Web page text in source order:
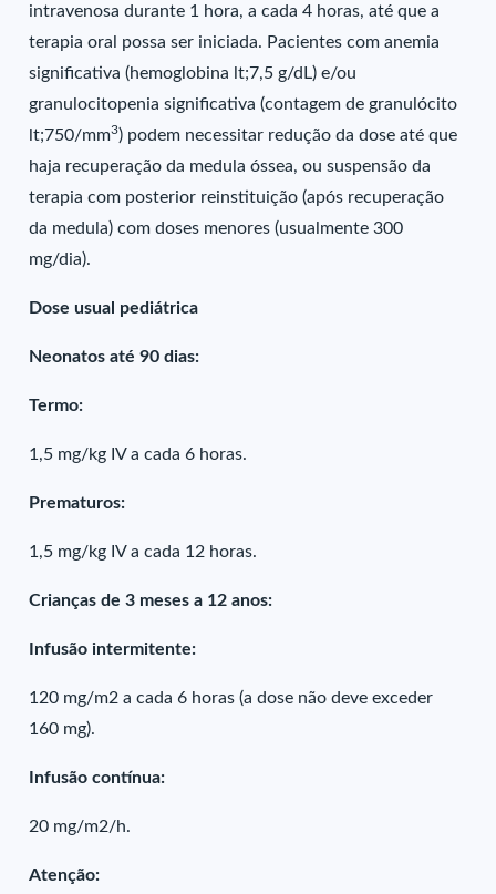
intravenosa durante 1 hora, a cada 4 horas, até que a
terapia oral possa ser iniciada. Pacientes com anemia
significativa (hemoglobina lt;7,5 g/dL) e/ou
granulocitopenia significativa (contagem de granulócito
lt;750/mm3) podem necessitar redução da dose até que
haja recuperação da medula óssea, ou suspensão da
terapia com posterior reinstituição (após recuperação
da medula) com doses menores (usualmente 300
mg/dia).
Dose usual pediátrica
Neonatos até 90 dias:
Termo:
1,5 mg/kg IV a cada 6 horas.
Prematuros:
1,5 mg/kg IV a cada 12 horas.
Crianças de 3 meses a 12 anos:
Infusão intermitente:
120 mg/m2 a cada 6 horas (a dose não deve exceder
160 mg).
Infusão contínua:
20 mg/m2/h.
Atenção: